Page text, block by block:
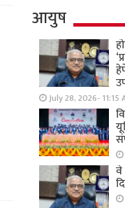
आयुष
July 28, 2026- 11:15
वे